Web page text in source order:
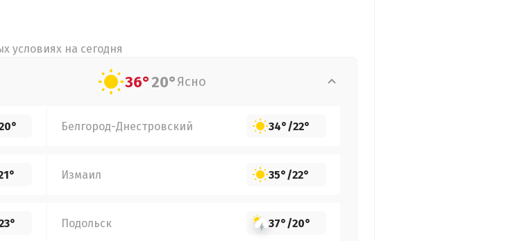
условиях на сегодня
36°20°Ясно
Белгород-Днестровский 34°/22°
Измаил 35°/22°
Подольск 37°/20°